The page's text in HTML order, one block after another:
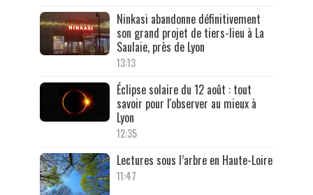
Ninkasi abandonne définitivement
son grand projet de tiers-lieu à La
Saulaie, près de Lyon
13:13
Éclipse solaire du 12 août : tout
savoir pour l'observer au mieux à
Lyon
12:35
Lectures sous l’arbre en Haute-Loire
11:47